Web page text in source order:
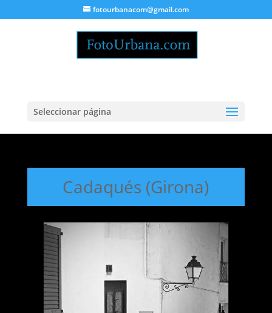
fotourbanacom@gmail.com
Seleccionar página
Cadaqués (Girona)